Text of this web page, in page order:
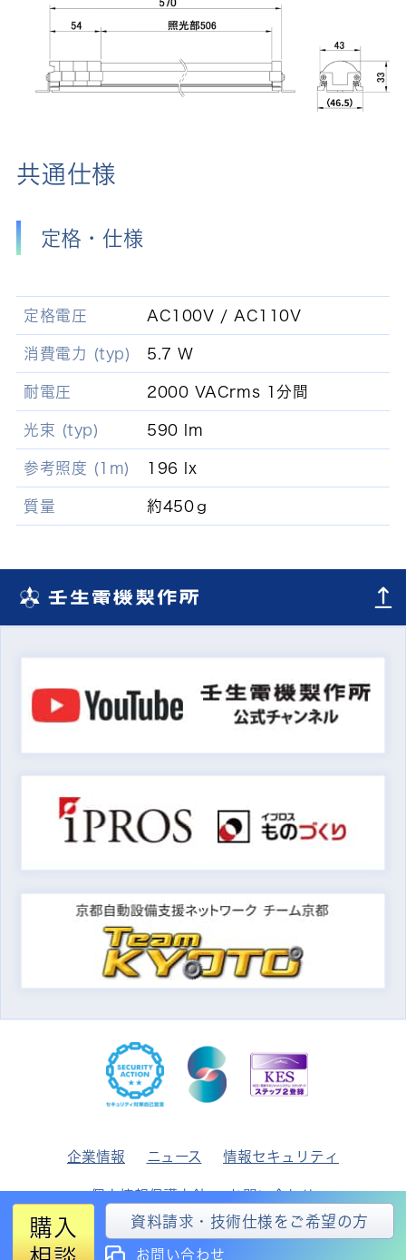
購入
資料請求・技術仕様をご希望の方
お問い合わせ
共通仕様
定格・仕様
定格電圧 AC100V / AC110V
消費電力 (typ) 5.7 W
耐電圧 2000 VACrms 1分間
光束 (typ) 590 lm
参考照度 (1m) 196 lx
質量 約450ｇ
企業情報 ニュース 情報セキュリティ
個人情報保護方針 お問い合わせ
© 2026 MIBU DENKI INDUSTRIAL CO., LTD.